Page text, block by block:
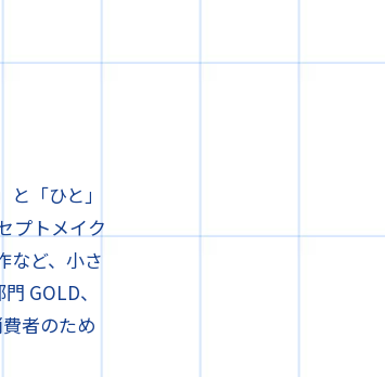
「ひと」
プトメイク
など、小さ
GOLD、
者のため